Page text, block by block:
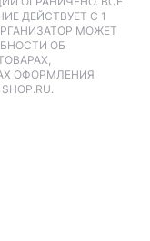
ДЕЙСТВУЕТ С 1
МОЖЕТ
ОБ
ОФОРМЛЕНИЯ